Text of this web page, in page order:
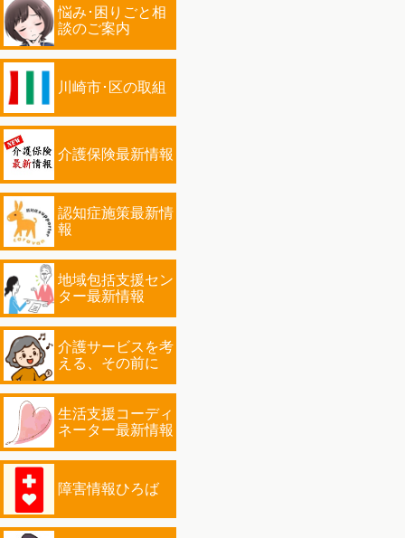
悩み･困りごと相
談のご案内
川崎市･区の取組
介護保険最新情報
認知症施策最新情
報
地域包括支援セン
ター最新情報
介護サービスを考
える、その前に
生活支援コーディ
ネーター最新情報
障害情報ひろば